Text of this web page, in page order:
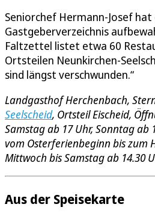
Seniorchef Hermann-Josef
Gastgeberverzeichnis
Faltzettel listet etwa 60
Ortsteilen Neunkirchen-
sind längst verschwunden.“
Landgasthof Herchenbach,
Seelscheid, Ortsteil Eischeid,
Samstag ab 17 Uhr, Sonntag ab
vom Osterferienbeginn bis zum
Mittwoch bis Samstag ab 14.30
Aus der Speisekarte